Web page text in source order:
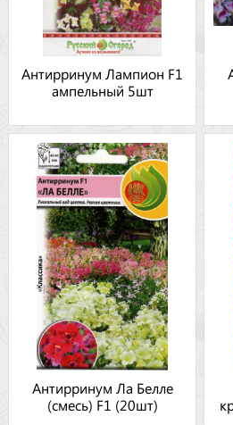
Антирринум Лампион F1
ампельный 5шт
Антирринум Ла Белле
(смесь) F1 (20шт)